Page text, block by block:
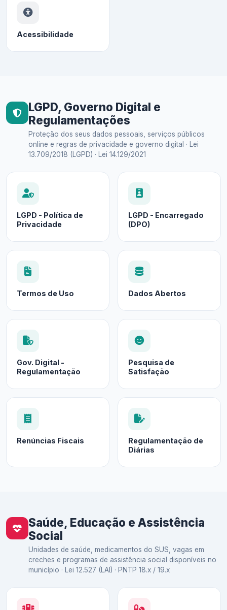
Acessibilidade
LGPD, Governo Digital e
Regulamentações
Proteção dos seus dados pessoais, serviços públicos
online e regras de privacidade e governo digital · Lei
13.709/2018 (LGPD) · Lei 14.129/2021
LGPD - Política de
Privacidade
LGPD - Encarregado
(DPO)
Termos de Uso Dados Abertos
Gov. Digital -
Regulamentação
Pesquisa de
Satisfação
Renúncias Fiscais
Regulamentação de
Diárias
Saúde, Educação e Assistência
Social
Unidades de saúde, medicamentos do SUS, vagas em
creches e programas de assistência social disponíveis no
município · Lei 12.527 (LAI) · PNTP 18.x / 19.x